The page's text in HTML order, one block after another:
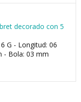
decorado con 5
G - Longitud: 06
- Bola: 03 mm